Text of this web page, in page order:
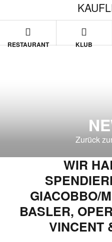
RESTAURANT KLUB
Zurück
WIR
GIACOBBO/
BASLER,
VINCENT